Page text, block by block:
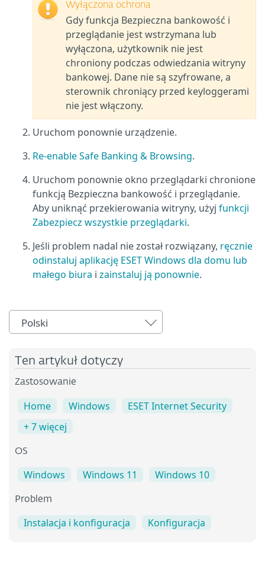
Wyłączona ochrona
Gdy funkcja Bezpieczna bankowość i
przeglądanie jest wstrzymana lub
wyłączona, użytkownik nie jest
chroniony podczas odwiedzania witryny
bankowej. Dane nie są szyfrowane, a
sterownik chroniący przed keyloggerami
nie jest włączony.
Uruchom ponownie urządzenie.
Re-enable Safe Banking & Browsing.
Uruchom ponownie okno przeglądarki chronione
funkcją Bezpieczna bankowość i przeglądanie.
Aby uniknąć przekierowania witryny, użyj funkcji
Zabezpiecz wszystkie przeglądarki.
Jeśli problem nadal nie został rozwiązany, ręcznie
odinstaluj aplikację ESET Windows dla domu lub
małego biura i zainstaluj ją ponownie.
Polski
Ten artykuł dotyczy
Zastosowanie
Home Windows
ESET Internet Security
+ 7 więcej
OS
Windows Windows 11 Windows 10
Problem
Instalacja i konfiguracja Konfiguracja